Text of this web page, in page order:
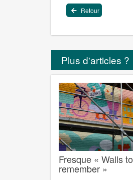
Retour
Plus d'articles ?
Fresque « Walls to
remember »